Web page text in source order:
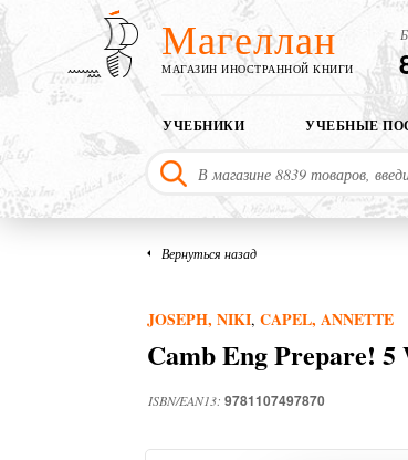
Магеллан
МАГАЗИН ИНОСТРАННОЙ КНИГИ
УЧЕБНИКИ УЧЕБНЫЕ
Вернуться назад
JOSEPH, NIKI, CAPEL, ANNETTE
Camb Eng Prepare! 5
ISBN/EAN13: 9781107497870